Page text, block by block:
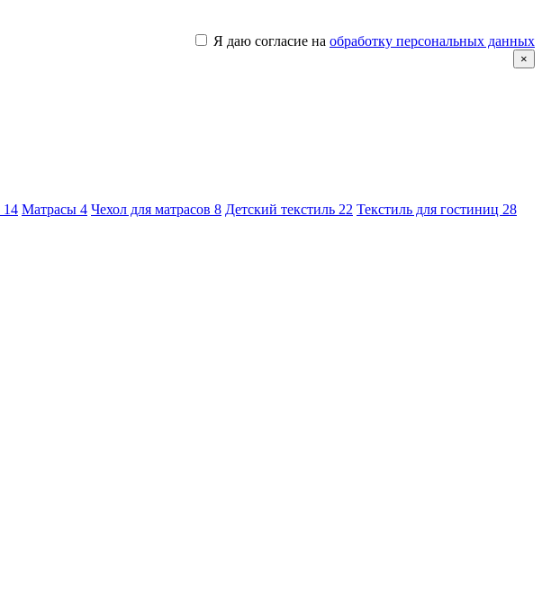
Я даю согласие на обработку персональных данных
×
14 Матрасы 4 Чехол для матрасов 8 Детский текстиль 22 Текстиль для гостиниц 28